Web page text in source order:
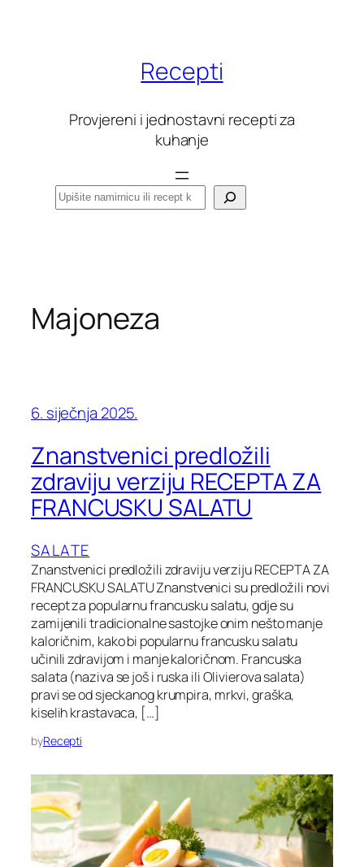
Recepti
Provjereni i jednostavni recepti za
kuhanje
Pretraga
Majoneza
6. siječnja 2025.
Znanstvenici predložili
zdraviju verziju RECEPTA ZA
FRANCUSKU SALATU
SALATE
Znanstvenici predložili zdraviju verziju RECEPTA ZA
FRANCUSKU SALATU Znanstvenici su predložili novi
recept za popularnu francusku salatu, gdje su
zamijenili tradicionalne sastojke onim nešto manje
kaloričnim, kako bi popularnu francusku salatu
učinili zdravijom i manje kaloričnom. Francuska
salata (naziva se još i ruska ili Olivierova salata)
pravi se od sjeckanog krumpira, mrkvi, graška,
kiselih krastavaca, […]
byRecepti